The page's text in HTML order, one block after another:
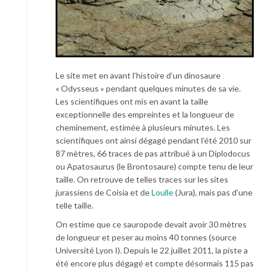
Le site met en avant l’histoire d’un dinosaure
« Odysseus » pendant quelques minutes de sa vie.
Les scientifiques ont mis en avant la taille
exceptionnelle des empreintes et la longueur de
cheminement, estimée à plusieurs minutes. Les
scientifiques ont ainsi dégagé pendant l’été 2010 sur
87 mètres, 66 traces de pas attribué à un Diplodocus
ou Apatosaurus (le Brontosaure) compte tenu de leur
taille. On retrouve de telles traces sur les sites
jurassiens de Coisia et deLoulle(Jura), mais pas d’une
telle taille.
On estime que ce sauropode devait avoir 30 mètres
de longueur et peser au moins 40 tonnes (source
Université Lyon I). Depuis le 22 juillet 2011, la piste a
été encore plus dégagé et compte désormais 115 pas